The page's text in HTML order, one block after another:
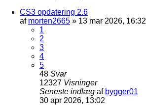
CS3 opdatering 2.6
af morten2665 » 13 mar 2026, 16:32
1
2
3
4
5
48 Svar
12327 Visninger
Seneste indlæg af bygger01
30 apr 2026, 13:02